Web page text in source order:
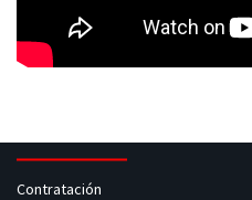
Contratación